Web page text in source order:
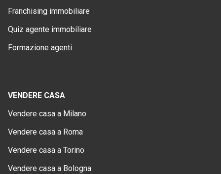
Franchising immobiliare
Quiz agente immobiliare
Formazione agenti
VENDERE CASA
Vendere casa a Milano
Vendere casa a Roma
Vendere casa a Torino
Vendere casa a Bologna